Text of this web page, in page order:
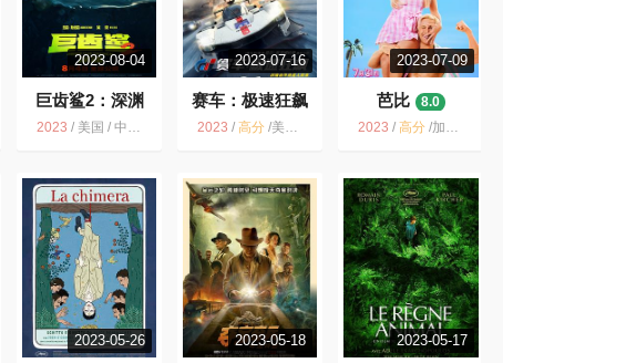
2023-08-04
巨齿鲨2：深渊
5.0
2023 / 美国 / 中国大陆 / 动作 科幻 冒险
2023-07-16
赛车：极速狂飙
7.1
2023 /高分 /美国 / 日本 / 剧情 动作 冒险 运动
2023-07-09
芭比
8.0
2023 /高分 /加拿大 / 美国 / 喜剧 奇幻 冒险
2023-05-26 2023-05-18 2023-05-17